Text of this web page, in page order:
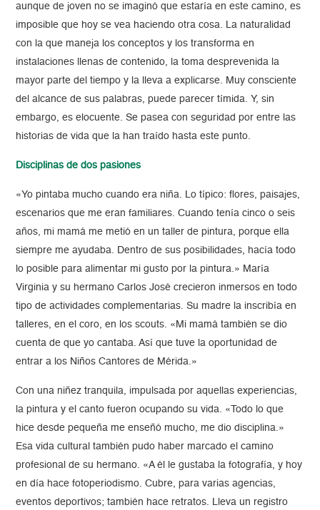
aunque de joven no se imaginó que estaría en este camino, es
imposible que hoy se vea haciendo otra cosa. La naturalidad
con la que maneja los conceptos y los transforma en
instalaciones llenas de contenido, la toma desprevenida la
mayor parte del tiempo y la lleva a explicarse. Muy consciente
del alcance de sus palabras, puede parecer tímida. Y, sin
embargo, es elocuente. Se pasea con seguridad por entre las
historias de vida que la han traído hasta este punto.
Disciplinas de dos pasiones
«Yo pintaba mucho cuando era niña. Lo típico: flores, paisajes,
escenarios que me eran familiares. Cuando tenía cinco o seis
años, mi mamá me metió en un taller de pintura, porque ella
siempre me ayudaba. Dentro de sus posibilidades, hacía todo
lo posible para alimentar mi gusto por la pintura.» María
Virginia y su hermano Carlos José crecieron inmersos en todo
tipo de actividades complementarias. Su madre la inscribía en
talleres, en el coro, en los scouts. «Mi mamá también se dio
cuenta de que yo cantaba. Así que tuve la oportunidad de
entrar a los Niños Cantores de Mérida.»
Con una niñez tranquila, impulsada por aquellas experiencias,
la pintura y el canto fueron ocupando su vida. «Todo lo que
hice desde pequeña me enseñó mucho, me dio disciplina.»
Esa vida cultural también pudo haber marcado el camino
profesional de su hermano. «A él le gustaba la fotografía, y hoy
en día hace fotoperiodismo. Cubre, para varias agencias,
eventos deportivos; también hace retratos. Lleva un registro